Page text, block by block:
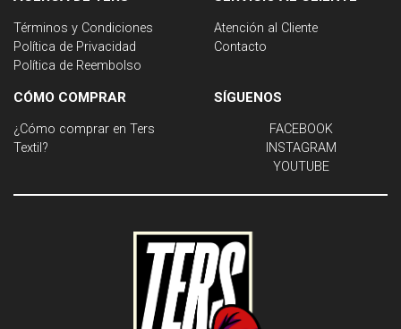
Términos y Condiciones
Política de Privacidad
Política de Reembolso
Atención al Cliente
Contacto
CÓMO COMPRAR
¿Cómo comprar en Ters
Textil?
SÍGUENOS
FACEBOOK
INSTAGRAM
YOUTUBE